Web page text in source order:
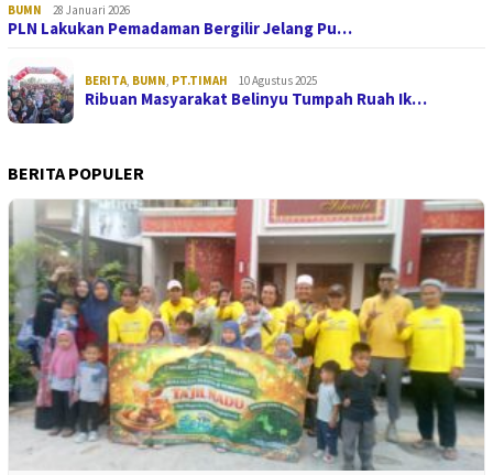
BUMN 28 Januari 2026
PLN Lakukan Pemadaman Bergilir Jelang Pu…
BERITA, BUMN, PT.TIMAH 10 Agustus 2025
Ribuan Masyarakat Belinyu Tumpah Ruah Ik…
BERITA POPULER